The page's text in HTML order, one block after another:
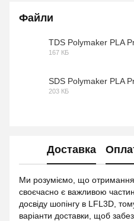
Файли
TDS Polymaker PLA
167 КБ
SDS Polymaker PLA
203 КБ
Доставка
Ми розуміємо, що
своєчасно є важливою
досвіду шопінгу в LFL3D,
варіанти доставки, щоб